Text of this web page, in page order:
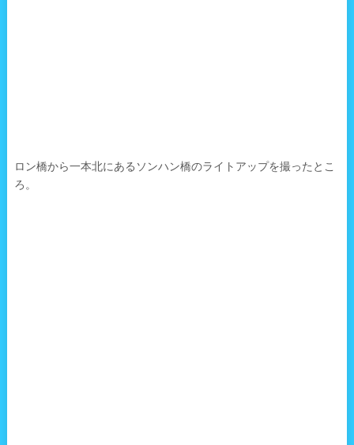
ロン橋から一本北にあるソンハン橋のライトアップを撮ったとこ
ろ。